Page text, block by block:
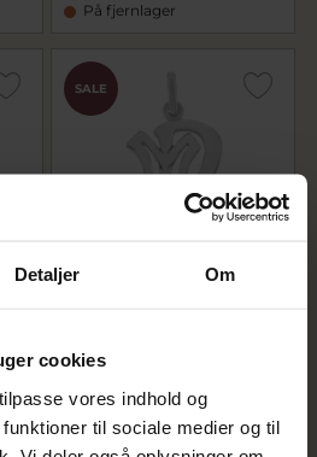
Detaljer Om
cookies
vores indhold og
til sociale medier og til
På fjernlager
SALE
1.512,00 kr
På lager